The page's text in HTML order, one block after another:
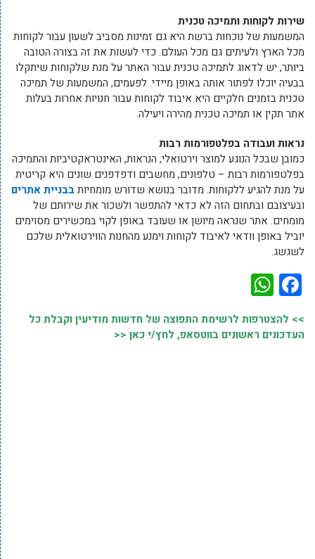
שירות לקוחות ותמיכה טכנית
המשמעות של נוכחות ברשת היא גם זמינות מסביב לשעון עבור לקוחות
מכל הארץ ולעיתים גם מכל העולם. כדי לעשות את זה בצורה הטובה
ביותר, יש לדאוג לתמיכה טכנית עבור האתר על מנת שלקוחות שיתקלו
בבעיה יוכלו לפתור אותה באופן מיידי. לפעמים, המשמעות של תמיכה
טכנית בזמנים חלקיים היא איבוד לקוחות עבור חנויות אחרות בעלות
אתר תקין או תמיכה טכנית מהירה ויעילה.
נראות ועבודה בפלטפורמות רבות
כמובן שבכל הנוגע למוצר וירטואלי, הנראות, האינטראקטיביות והתמיכה
בפלטפורמות רבות – טלפונים, מחשבים ודפדפנים שונים היא קריטית
על מנת להגיע ללקוחות. מדובר בנושא שדורש מומחיותבבניית אתרים
ובעיצובם ובתחום הזה לא כדאי להתפשר ולשכור את שירותם של
מומחים. אתר שנראה מיושן או שעובד באופן לקוי במכשירים מסוימים
יוביל באופן וודאי לאיבוד לקוחות וימנע מהחנות הווירטואלית שלכם
לשגשג.
Facebook
>> להצטרפות לרשימת התפוצה של חדשות מודיעין וקבלת כל
העדכונים ראשונים בווטסאפ, לחץ/י כאן <<